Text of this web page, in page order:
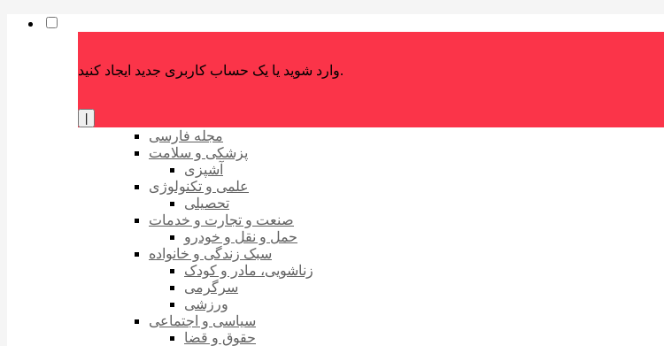
وارد شوید یا یک حساب کاربری جدید ایجاد کنید.
مجله فارسی
پزشکی و سلامت
آشپزی
علمی و تکنولوژی
تحصیلی
صنعت و تجارت و خدمات
حمل و نقل و خودرو
سبک زندگی و خانواده
زناشویی، مادر و کودک
سرگرمی
ورزشی
سیاسی و اجتماعی
حقوق و قضا